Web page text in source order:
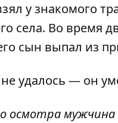
у знакомого
села. Во время
сын выпал из
удалось — он
осмотра